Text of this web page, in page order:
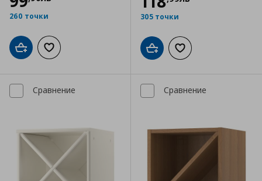
260 точки
Добави в кошницата
Добави към списъка с любими
305 точки
Добави в кошницата
Добави към
Сравнение Сравнение